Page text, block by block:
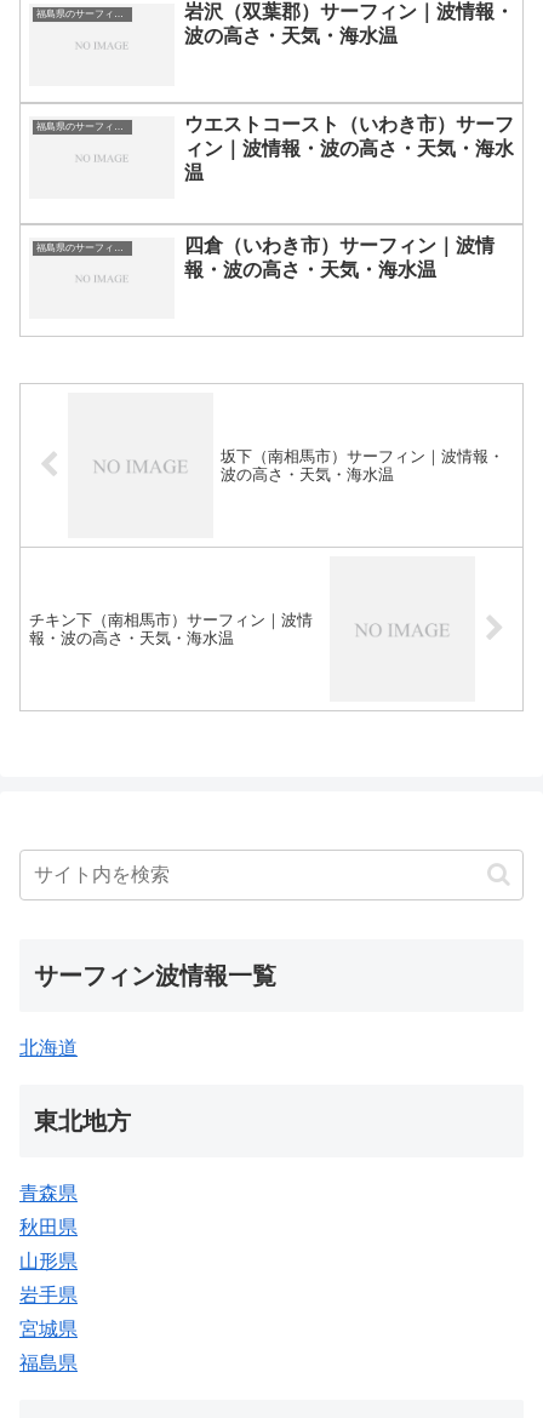
福島県のサーフィン波情報・ポイント・スポット一覧
岩沢（双葉郡）サーフィン｜波情報・
波の高さ・天気・海水温
福島県のサーフィン波情報・ポイント・スポット一覧
ウエストコースト（いわき市）サーフ
ィン｜波情報・波の高さ・天気・海水
温
四倉（いわき市）サーフィン｜波情
報・波の高さ・天気・海水温
坂下（南相馬市）サーフィン｜波情報・
波の高さ・天気・海水温
チキン下（南相馬市）サーフィン｜波情
報・波の高さ・天気・海水温
サーフィン波情報一覧
北海道
東北地方
青森県
秋田県
山形県
岩手県
宮城県
福島県